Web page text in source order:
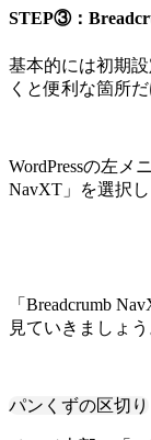
STEP③：
基本的には初期
くと便利な箇所
WordPressの左メ
NavXT」を選択し
「Breadcrumb
見ていきましょう
パンくずの区切り